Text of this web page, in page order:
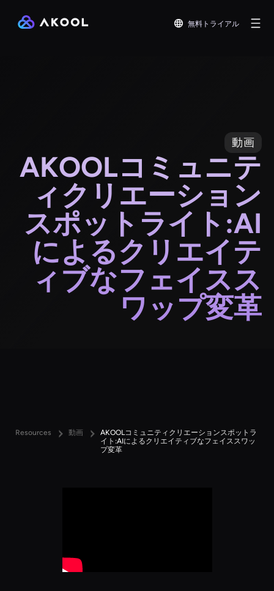
無料トライアル
動画
AKOOLコミュニテ
ィクリエーション
スポットライト:AI
によるクリエイテ
ィブなフェイスス
ワップ変革
Resources 動画
AKOOLコミュニティクリエーションスポットラ
イト:AIによるクリエイティブなフェイススワッ
プ変革